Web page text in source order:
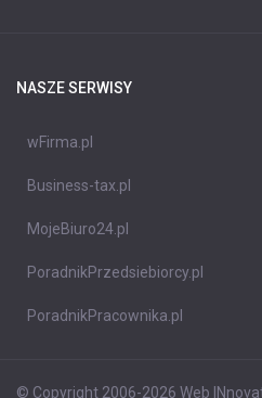
NASZE SERWISY
wFirma.pl
Business-tax.pl
MojeBiuro24.pl
PoradnikPrzedsiebiorcy.pl
PoradnikPracownika.pl
© Copyright 2006-2026 Web